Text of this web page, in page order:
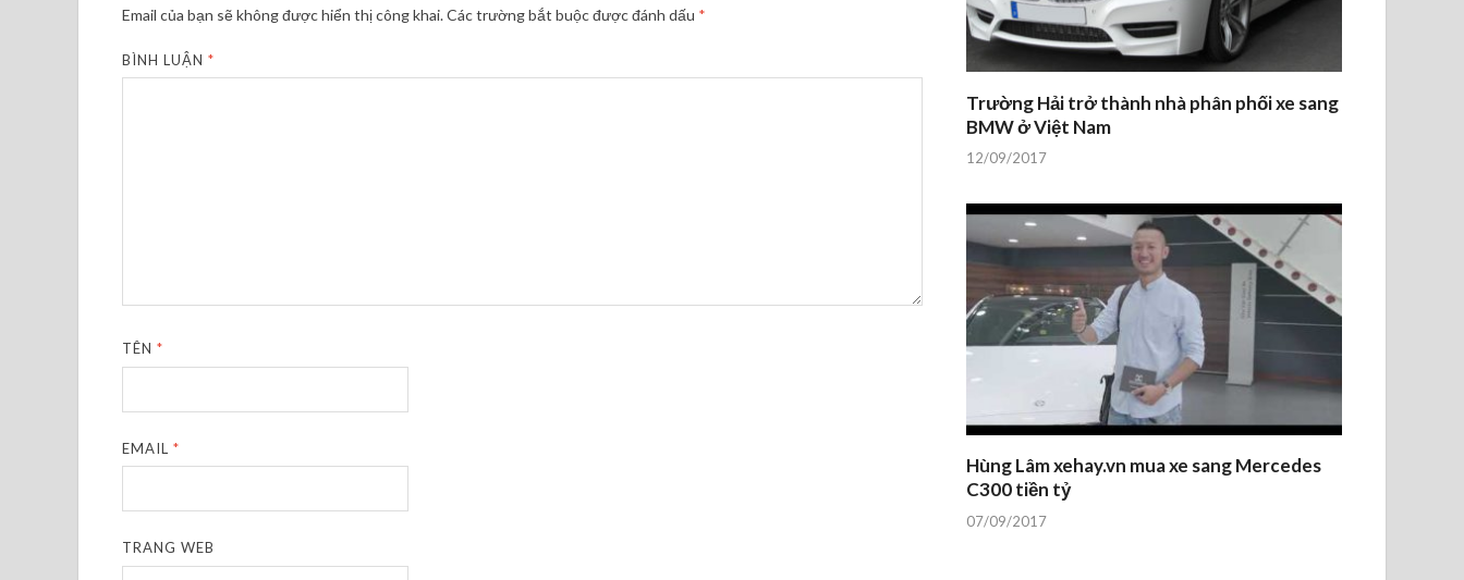
Email của bạn sẽ không được hiển thị công khai.Các trường bắt buộc được đánh dấu *
BÌNH LUẬN*
TÊN*
EMAIL*
TRANG WEB
Trường Hải trở thành nhà phân phối xe sang
BMW ở Việt Nam
12/09/2017
Hùng Lâm xehay.vn mua xe sang Mercedes
C300 tiền tỷ
07/09/2017